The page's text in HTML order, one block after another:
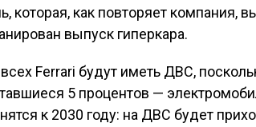
которая, как повторяет компания,
выпуск гиперкара.
Ferrari будут иметь ДВС,
5 процентов —
к 2030 году: на ДВС будет